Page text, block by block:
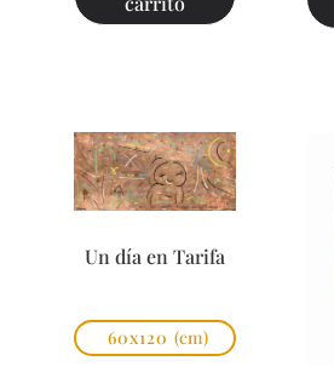
Un día en Tarifa
60x120 (cm)